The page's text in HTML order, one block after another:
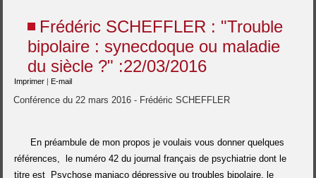
Frédéric SCHEFFLER : "Trouble
bipolaire : synecdoque ou maladie
du siècle ?" :22/03/2016
Imprimer | E-mail
Conférence du 22 mars 2016 - Frédéric SCHEFFLER
En préambule de mon propos je voulais vous donner quelques
références, le numéro 42 du journal français de psychiatrie dont le
titre est Psychose maniaco dépressive ou troubles bipolaire, le